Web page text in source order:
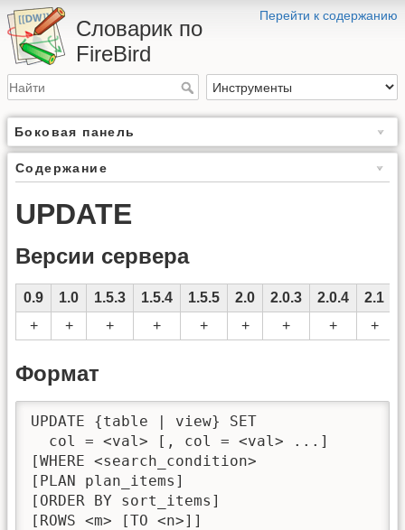
Перейти к содержанию
Словарик по
FireBird
Боковая панель
Содержание
UPDATE
Версии сервера
0.9 1.0 1.5.3 1.5.4 1.5.5 2.0 2.0.3 2.0.4 2.1
+
+ + + + + + + +
Формат
UPDATE {table | view} SET
  col = <val> [, col = <val> ...]
[WHERE <search_condition>
[PLAN plan_items]
[ORDER BY sort_items]
[ROWS <m> [TO <n>]]